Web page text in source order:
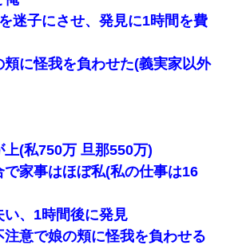
迷子にさせ、発見に1時間を費
頬に怪我を負わせた(義実家以外
上(私750万 旦那550万)
で家事はほぼ私(私の仕事は16
い、1時間後に発見
注意で娘の頬に怪我を負わせる